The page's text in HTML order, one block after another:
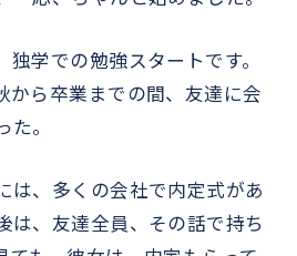
学での勉強スタートです。
から卒業までの間、友達に会
。
は、多くの会社で内定式があ
は、友達全員、その話で持ち